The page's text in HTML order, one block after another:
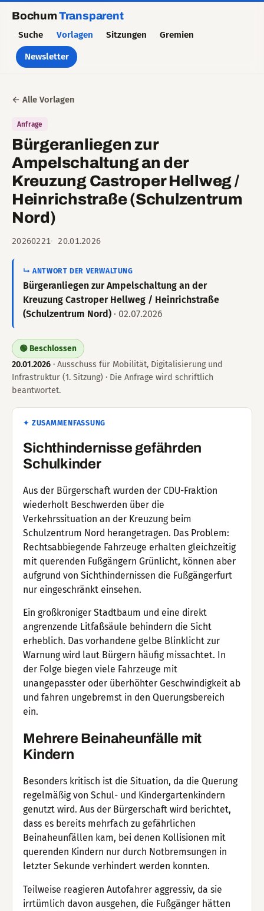
BochumTransparent
Suche Vorlagen Sitzungen Gremien
Newsletter
← Alle Vorlagen
Anfrage
Bürgeranliegen zur
Ampelschaltung an der
Kreuzung Castroper Hellweg /
Heinrichstraße (Schulzentrum
Nord)
20260221 20.01.2026
↳ ANTWORT DER VERWALTUNG
Bürgeranliegen zur Ampelschaltung an der
Kreuzung Castroper Hellweg / Heinrichstraße
(Schulzentrum Nord) · 02.07.2026
🟢 Beschlossen
20.01.2026 · Ausschuss für Mobilität, Digitalisierung und
Infrastruktur (1. Sitzung) · Die Anfrage wird schriftlich
beantwortet.
✦ ZUSAMMENFASSUNG
Sichthindernisse gefährden
Schulkinder
Aus der Bürgerschaft wurden der CDU-Fraktion
wiederholt Beschwerden über die
Verkehrssituation an der Kreuzung beim
Schulzentrum Nord herangetragen. Das Problem:
Rechtsabbiegende Fahrzeuge erhalten gleichzeitig
mit querenden Fußgängern Grünlicht, können aber
aufgrund von Sichthindernissen die Fußgängerfurt
nur eingeschränkt einsehen.
Ein großkroniger Stadtbaum und eine direkt
angrenzende Litfaßsäule behindern die Sicht
erheblich. Das vorhandene gelbe Blinklicht zur
Warnung wird laut Bürgern häufig missachtet. In
der Folge biegen viele Fahrzeuge mit
unangepasster oder überhöhter Geschwindigkeit ab
und fahren ungebremst in den Querungsbereich
ein.
Mehrere Beinaheunfälle mit
Kindern
Besonders kritisch ist die Situation, da die Querung
regelmäßig von Schul- und Kindergartenkindern
genutzt wird. Aus der Bürgerschaft wird berichtet,
dass es bereits mehrfach zu gefährlichen
Beinaheunfällen kam, bei denen Kollisionen mit
querenden Kindern nur durch Notbremsungen in
letzter Sekunde verhindert werden konnten.
Teilweise reagieren Autofahrer aggressiv, da sie
irrtümlich davon ausgehen, die Fußgänger hätten